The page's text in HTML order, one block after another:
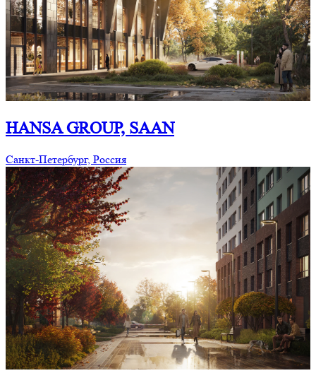
HANSA GROUP, SAAN
Санкт-Петербург, Россия